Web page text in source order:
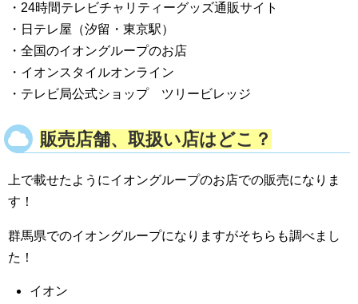
・24時間テレビチャリティーグッズ通販サイト
・日テレ屋（汐留・東京駅）
・全国のイオングループのお店
・イオンスタイルオンライン
・テレビ局公式ショップ ツリービレッジ
販売店舗、取扱い店はどこ？
上で載せたようにイオングループのお店での販売になりま
す！
群馬県でのイオングループになりますがそちらも調べまし
た！
イオン